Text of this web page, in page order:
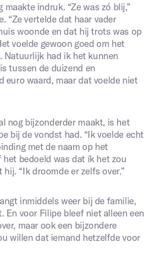
maakte indruk. “Ze was zó blij,”
“Ze vertelde dat haar vader
woonde en dat hij trots was op
voelde gewoon goed om het
Natuurlijk had ik het kunnen
tussen de duizend en
euro waard, maar dat voelde niet
nog bijzonderder maakt, is het
bij de vondst had. “Ik voelde echt
met de naam op het
bedoeld was dat ík het zou
hij. “Ik droomde er zelfs over.”
inmiddels weer bij de familie,
En voor Filipe bleef niet alleen een
maar ook een bijzondere
willen dat iemand hetzelfde voor